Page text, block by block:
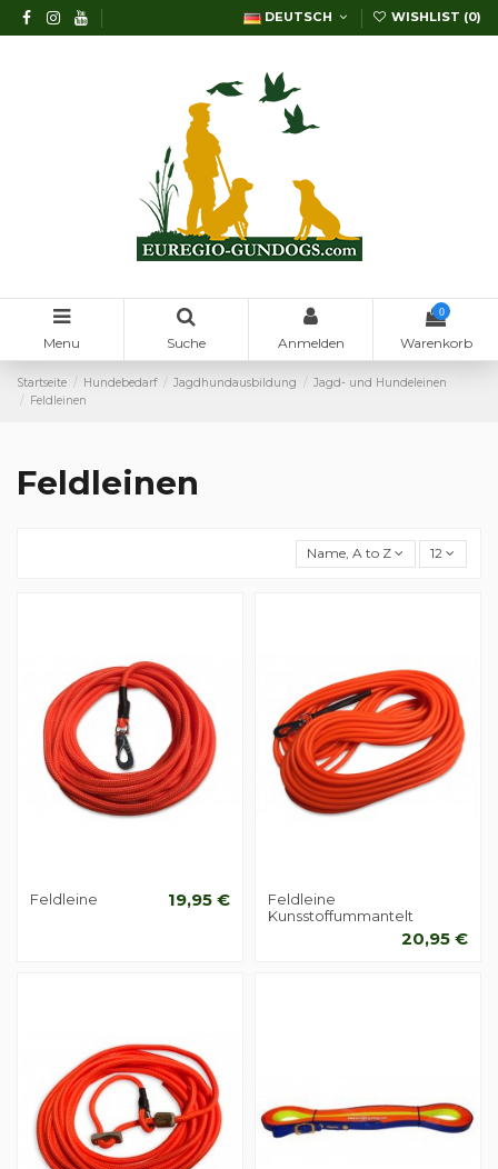
DEUTSCH WISHLIST (0)
Menu Suche Anmelden
0
Warenkorb
Startseite Hundebedarf Jagdhundausbildung
Jagd- und Hundeleinen
Feldleinen
Feldleinen
Name, A to Z 12
Feldleine 19,95 €
Feldleine
Kunsstoffummantelt
20,95 €